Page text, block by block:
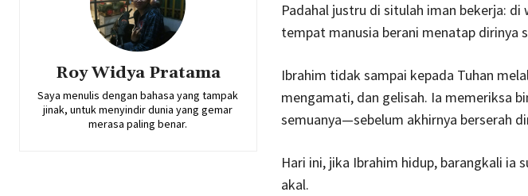
Roy Widya Pratama
Saya menulis dengan bahasa yang tampak
jinak, untuk menyindir dunia yang gemar
merasa paling benar.
Padahal justru di situlah iman bekerja: di
tempat manusia berani menatap dirinya
Ibrahim tidak sampai kepada Tuhan
mengamati, dan gelisah. Ia memeriksa
semuanya—sebelum akhirnya berserah
Hari ini, jika Ibrahim hidup, barangkali ia
akal.